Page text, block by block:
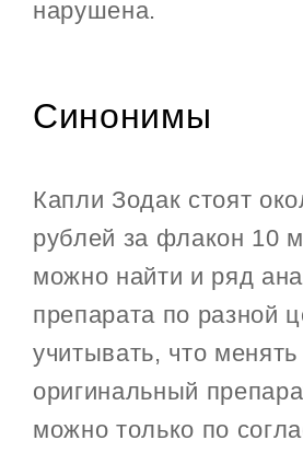
нарушена.
Синонимы
Капли Зодак стоят
рублей за флакон 10
можно найти и ряд
препарата по разной
учитывать, что менять
оригинальный
можно только по